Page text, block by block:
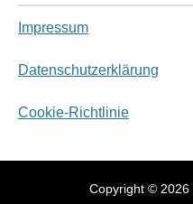
Impressum
Datenschutzerklärung
Cookie-Richtlinie
Copyright © 2026